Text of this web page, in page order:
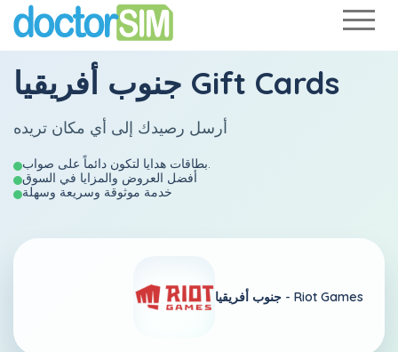
جنوب أفريقيا Gift Cards
أرسل رصيدك إلى أي مكان تريده
أفضل العروض والمزايا في السوق
خدمة موثوقة وسريعة وسهلة
جنوب أفريقيا - Riot Games